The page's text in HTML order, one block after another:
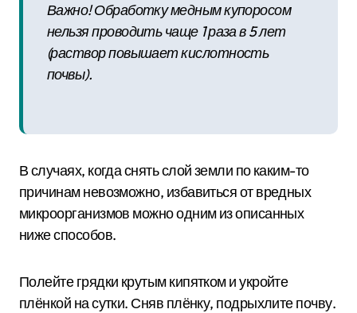
Важно! Обработку медным купоросом
нельзя проводить чаще 1 раза в 5 лет
(раствор повышает кислотность
почвы).
В случаях, когда снять слой земли по каким-то
причинам невозможно, избавиться от вредных
микроорганизмов можно одним из описанных
ниже способов.
Полейте грядки крутым кипятком и укройте
плёнкой на сутки. Сняв плёнку, подрыхлите почву.